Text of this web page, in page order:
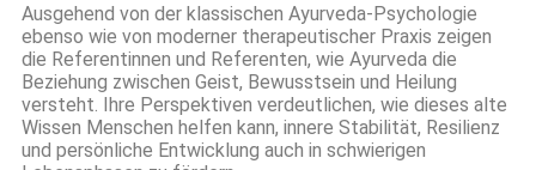
Ausgehend von der klassischen Ayurveda-Psychologie
ebenso wie von moderner therapeutischer Praxis zeigen
die Referentinnen und Referenten, wie Ayurveda die
Beziehung zwischen Geist, Bewusstsein und Heilung
versteht. Ihre Perspektiven verdeutlichen, wie dieses alte
Wissen Menschen helfen kann, innere Stabilität, Resilienz
und persönliche Entwicklung auch in schwierigen